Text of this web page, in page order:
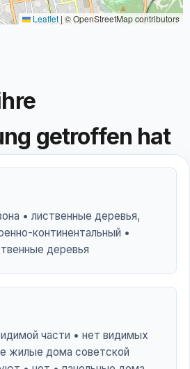
Leaflet | © OpenStreetMap contributors
getroffen hat
• лиственные деревья,
континентальный •
деревья
части • нет видимых
жилые дома советской